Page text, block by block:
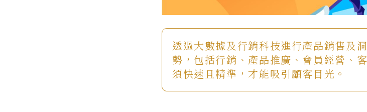
透過大數據及行銷科技進行產品銷售及
勢，包括行銷、產品推廣、會員經營、
須快速且精準，才能吸引顧客目光。